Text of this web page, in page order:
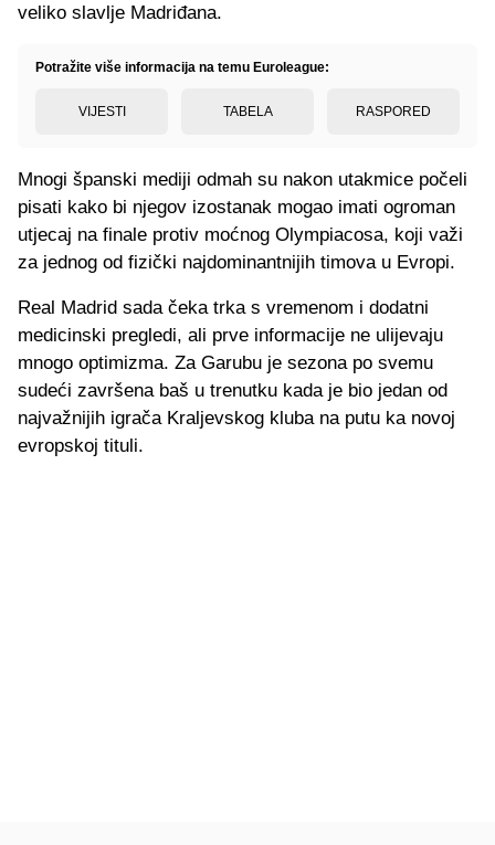
veliko slavlje Madriđana.
Potražite više informacija na temu Euroleague:
VIJESTI TABELA RASPORED
Mnogi španski mediji odmah su nakon utakmice počeli
pisati kako bi njegov izostanak mogao imati ogroman
utjecaj na finale protiv moćnog Olympiacosa, koji važi
za jednog od fizički najdominantnijih timova u Evropi.
Real Madrid sada čeka trka s vremenom i dodatni
medicinski pregledi, ali prve informacije ne ulijevaju
mnogo optimizma. Za Garubu je sezona po svemu
sudeći završena baš u trenutku kada je bio jedan od
najvažnijih igrača Kraljevskog kluba na putu ka novoj
evropskoj tituli.